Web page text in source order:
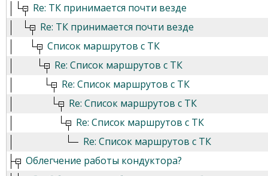
Re: ТК принимается почти везде
Re: ТК принимается почти везде
Список маршрутов с ТК
Re: Список маршрутов с ТК
Re: Список маршрутов с ТК
Re: Список маршрутов с ТК
Re: Список маршрутов с ТК
Re: Список маршрутов с ТК
Облегчение работы кондуктора?